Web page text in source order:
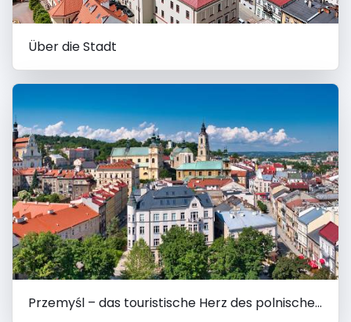
Über die Stadt
Przemyśl – das touristische Herz des polnischen Ostens